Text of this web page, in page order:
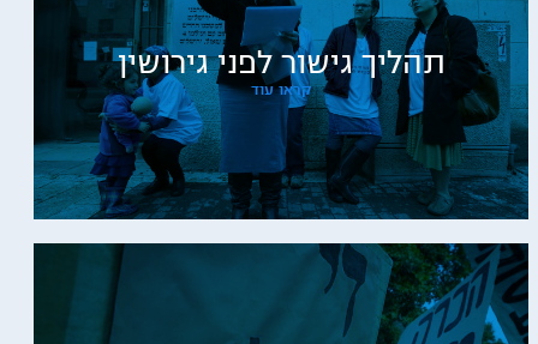
תהליך גישור לפני גירושין
קראו עוד